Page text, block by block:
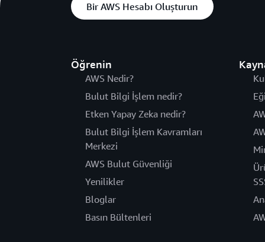
Bir AWS Hesabı Oluşturun
Öğrenin
AWS Nedir?
Bulut Bilgi İşlem nedir?
Etken Yapay Zeka nedir?
Bulut Bilgi İşlem Kavramları
Merkezi
AWS Bulut Güvenliği
Yenilikler
Bloglar
Basın Bültenleri